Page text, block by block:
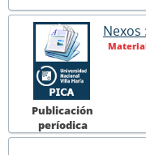
Publicación
períodica
Nexos